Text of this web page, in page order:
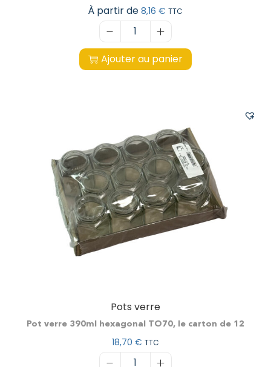
À partir de8,16€ TTC
Ajouter au panier
Pots verre
Pot verre 390ml hexagonal TO70, le carton de 12
18,70 € TTC